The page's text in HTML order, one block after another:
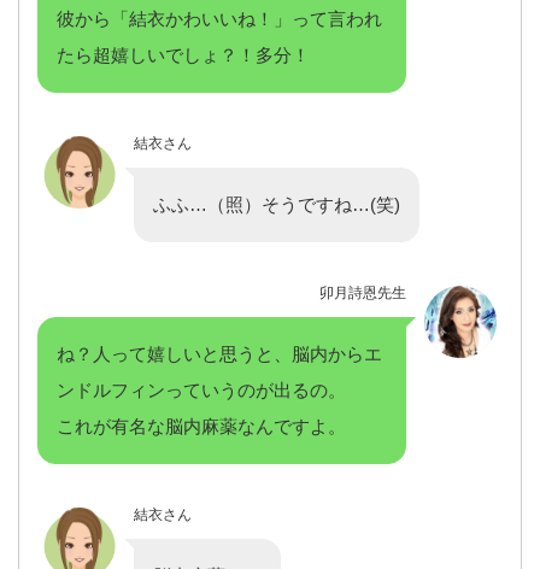
彼から「結衣かわいいね！」って言われ
たら超嬉しいでしょ？！多分！
結衣さん
ふふ…（照）そうですね…(笑)
卯月詩恩先生
ね？人って嬉しいと思うと、脳内からエ
ンドルフィンっていうのが出るの。
これが有名な脳内麻薬なんですよ。
結衣さん